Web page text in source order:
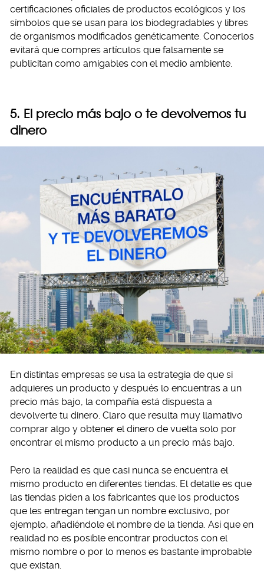
certificaciones oficiales de productos ecológicos y los
símbolos que se usan para los biodegradables y libres
de organismos modificados genéticamente. Conocerlos
evitará que compres artículos que falsamente se
publicitan como amigables con el medio ambiente.
5. El precio más bajo o te devolvemos tu
dinero
En distintas empresas se usa la estrategia de que si
adquieres un producto y después lo encuentras a un
precio más bajo, la compañía está dispuesta a
devolverte tu dinero. Claro que resulta muy llamativo
comprar algo y obtener el dinero de vuelta solo por
encontrar el mismo producto a un precio más bajo.
Pero la realidad es que casi nunca se encuentra el
mismo producto en diferentes tiendas. El detalle es que
las tiendas piden a los fabricantes que los productos
que les entregan tengan un nombre exclusivo, por
ejemplo, añadiéndole el nombre de la tienda. Así que en
realidad no es posible encontrar productos con el
mismo nombre o por lo menos es bastante improbable
que existan.